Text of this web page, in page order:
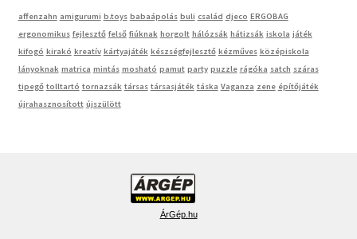
affenzahn amigurumi b.toys babaápolás buli család djeco ERGOBAG
ergonomikus fejlesztő felső fiúknak horgolt hálózsák hátizsák iskola játék
kifogó kirakó kreatív kártyajáték készségfejlesztő kézműves középiskola
lányoknak matrica mintás mosható pamut party puzzle rágóka satch száras
tipegő tolltartó tornazsák társas társasjáték táska Vaganza zene építőjáték
újrahasznosított újszülött
ÁrGép.hu